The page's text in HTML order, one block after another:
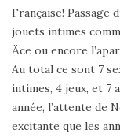
Française! Passage
jouets intimes
Äce ou encore
Au total ce sont 7
intimes, 4 jeux, et 7
année, l’attente de
excitante que les